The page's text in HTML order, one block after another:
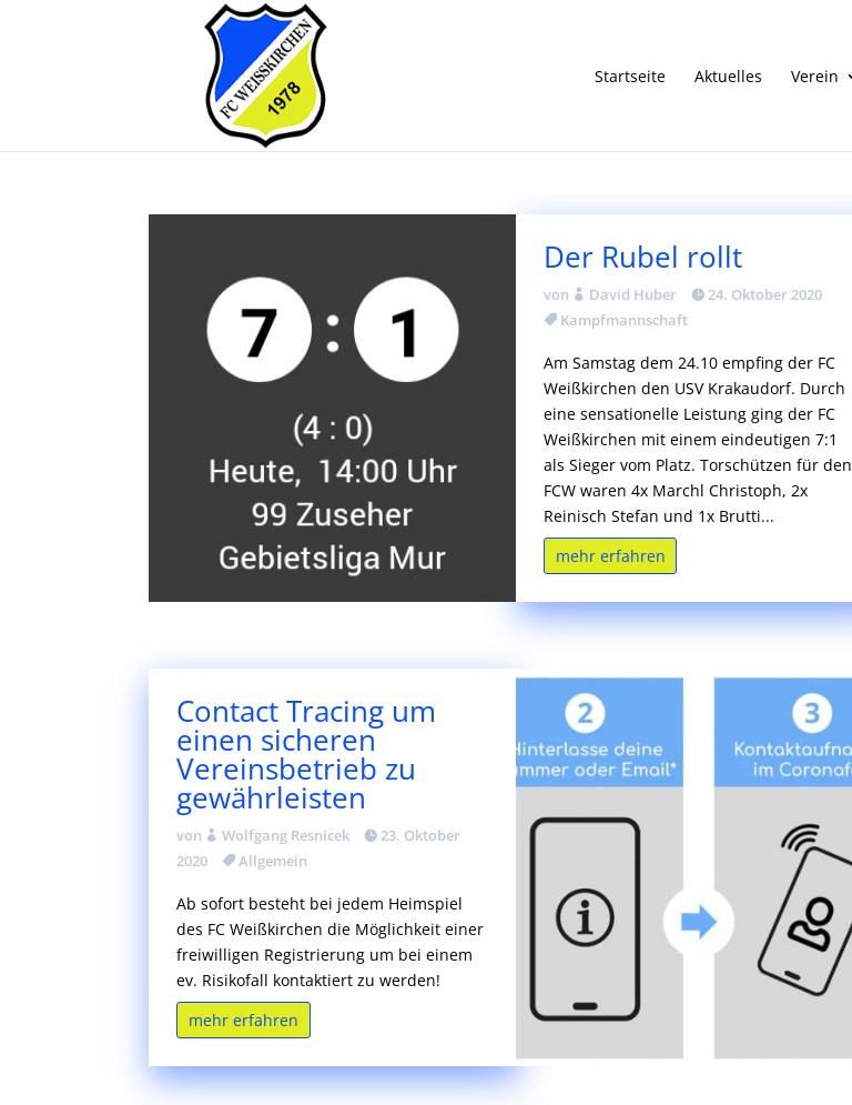
Startseite Aktuelles Verein
Der Rubel rollt
von David Huber
24. Oktober 2020
Kampfmannschaft
Am Samstag dem 24.10 empfing der FC
Weißkirchen den USV Krakaudorf. Durch
eine sensationelle Leistung ging der FC
Weißkirchen mit einem eindeutigen 7:1
als Sieger vom Platz. Torschützen für den
FCW waren 4x Marchl Christoph, 2x
Reinisch Stefan und 1x Brutti...
mehr erfahren
Contact Tracing um
einen sicheren
Vereinsbetrieb zu
gewährleisten
von Wolfgang Resnicek
23. Oktober
2020
Allgemein
Ab sofort besteht bei jedem Heimspiel
des FC Weißkirchen die Möglichkeit einer
freiwilligen Registrierung um bei einem
ev. Risikofall kontaktiert zu werden!
mehr erfahren